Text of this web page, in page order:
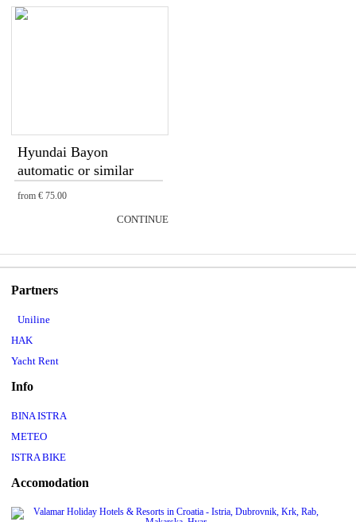
Hyundai Bayon
automatic or similar
from € 75.00
CONTINUE
Partners
Uniline
HAK
Yacht Rent
Info
BINA ISTRA
METEO
ISTRA BIKE
Accomodation